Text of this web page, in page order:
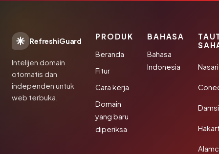
RefreshiGuard
Intelijen domain
otomatis dan
independen untuk
web terbuka.
PRODUK
Beranda
Fitur
Cara kerja
Domain
yang baru
diperiksa
BAHASA
Bahasa
Indonesia